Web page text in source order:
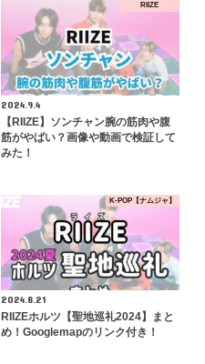
RIIZE
2024.9.4
【RIIZE】ソンチャン腕の筋肉や腹
筋がやばい？画像や動画で検証して
みた！
K-POP【ナムジャ】
2024.8.21
RIIZEホルツ【聖地巡礼2024】まと
め！Googlemapのリンク付き！